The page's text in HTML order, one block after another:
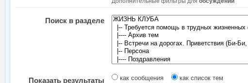
Поиск в разделе
Показать результаты как сообщения как список тем